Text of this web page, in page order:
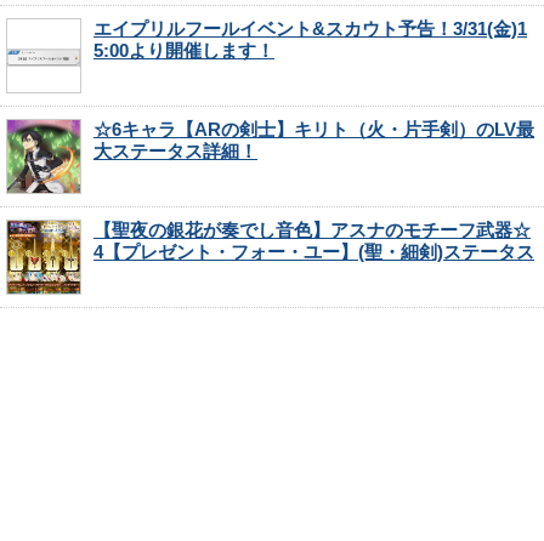
エイプリルフールイベント&スカウト予告！3/31(金)1
5:00より開催します！
☆6キャラ【ARの剣士】キリト（火・片手剣）のLV最
大ステータス詳細！
【聖夜の銀花が奏でし音色】アスナのモチーフ武器☆
4【プレゼント・フォー・ユー】(聖・細剣)ステータス